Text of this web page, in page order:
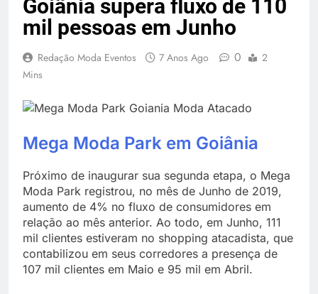
Goiânia supera fluxo de 110
mil pessoas em Junho
Redação Moda Eventos 7 Anos Ago 0
2
Mins
Mega Moda Park em Goiânia
Próximo de inaugurar sua segunda etapa, o Mega
Moda Park registrou, no mês de Junho de 2019,
aumento de 4% no fluxo de consumidores em
relação ao mês anterior. Ao todo, em Junho, 111
mil clientes estiveram no shopping atacadista, que
contabilizou em seus corredores a presença de
107 mil clientes em Maio e 95 mil em Abril.